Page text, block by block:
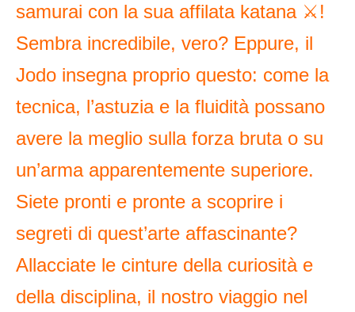
samurai con la sua affilata katana ⚔️!
Sembra incredibile, vero? Eppure, il
Jodo insegna proprio questo: come la
tecnica, l’astuzia e la fluidità possano
avere la meglio sulla forza bruta o su
un’arma apparentemente superiore.
Siete pronti e pronte a scoprire i
segreti di quest’arte affascinante?
Allacciate le cinture della curiosità e
della disciplina, il nostro viaggio nel